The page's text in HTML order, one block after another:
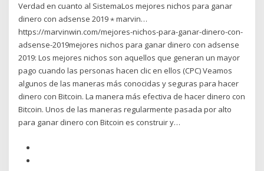
Verdad en cuanto al SistemaLos mejores nichos para ganar
dinero con adsense 2019 ⋆ marvin…
https://marvinwin.com/mejores-nichos-para-ganar-dinero-con-
adsense-2019mejores nichos para ganar dinero con adsense
2019: Los mejores nichos son aquellos que generan un mayor
pago cuando las personas hacen clic en ellos (CPC) Veamos
algunos de las maneras más conocidas y seguras para hacer
dinero con Bitcoin. La manera más efectiva de hacer dinero con
Bitcoin. Unos de las maneras regularmente pasada por alto
para ganar dinero con Bitcoin es construir y…